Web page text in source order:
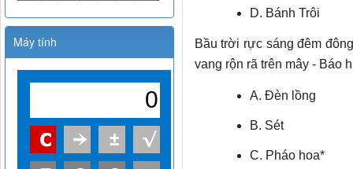
D. Bánh Trôi
Bầu trời rực sáng đêm
vang rộn rã trên mây - Báo
A. Đèn lồng
B. Sét
C. Pháo hoa*
Máy tính